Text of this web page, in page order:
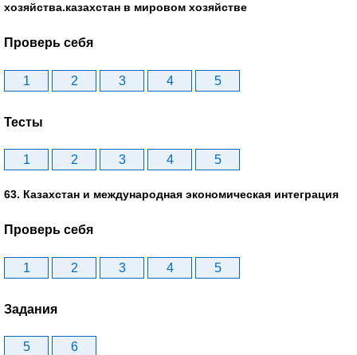
хозяйства.казахстан в мировом хозяйстве
Проверь себя
1 2 3 4 5
Тесты
1 2 3 4 5
63. Казахстан и международная экономическая интеграция
Проверь себя
1 2 3 4 5
Задания
5 6